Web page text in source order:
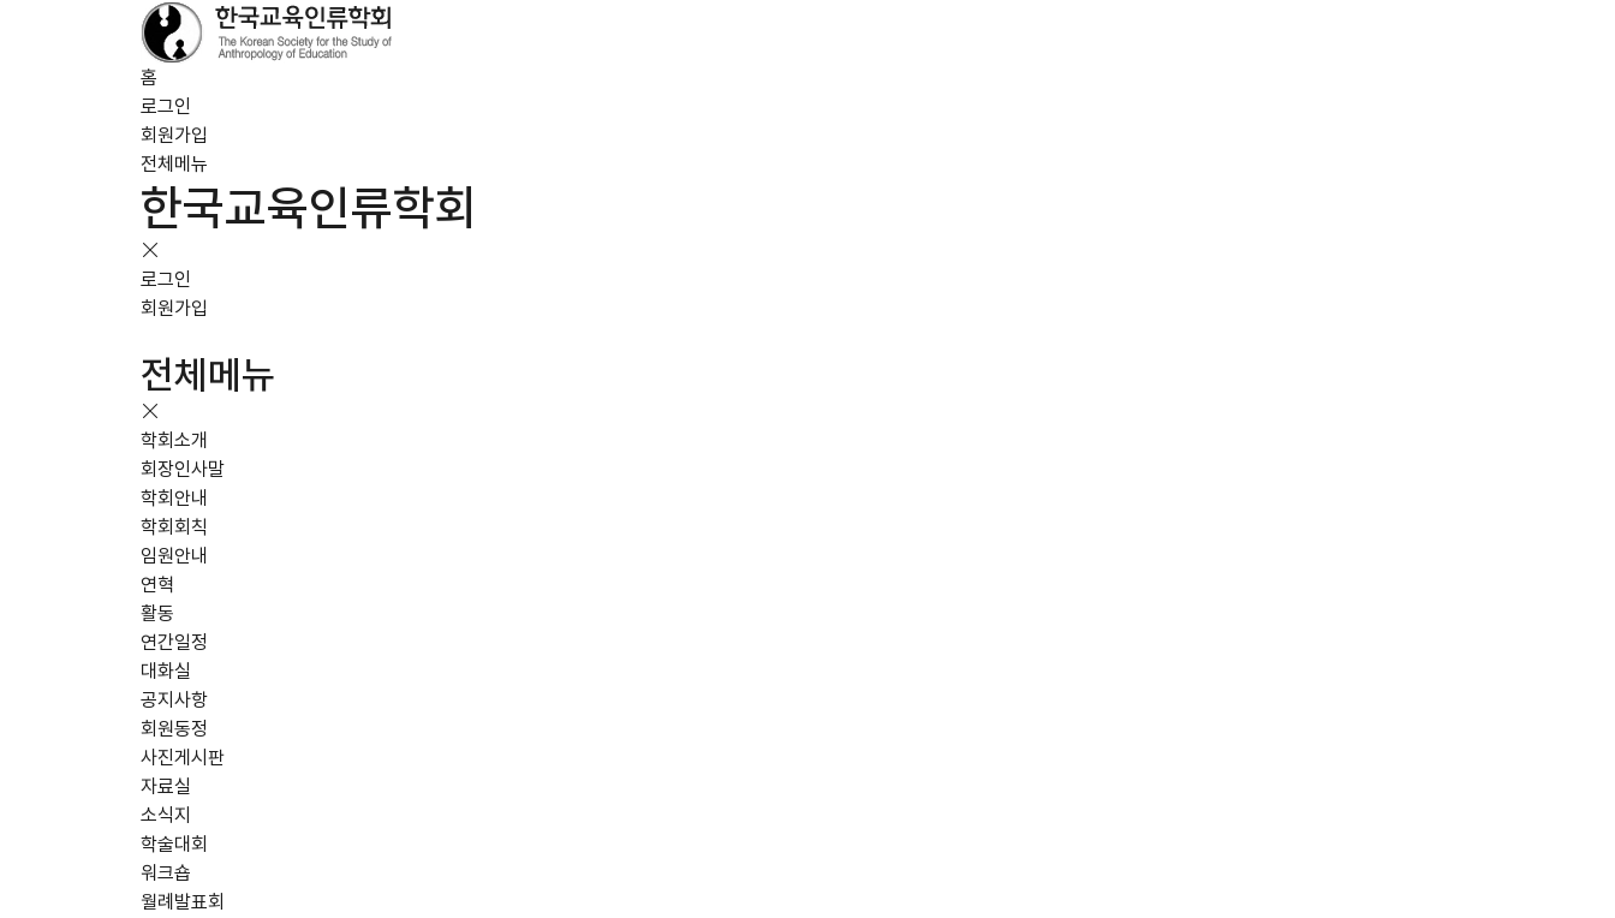
홈
로그인
회원가입
전체메뉴
한국교육인류학회
로그인
회원가입
전체메뉴
학회소개
회장인사말
학회안내
학회회칙
임원안내
연혁
활동
연간일정
대화실
공지사항
회원동정
사진게시판
자료실
소식지
학술대회
워크숍
월례발표회